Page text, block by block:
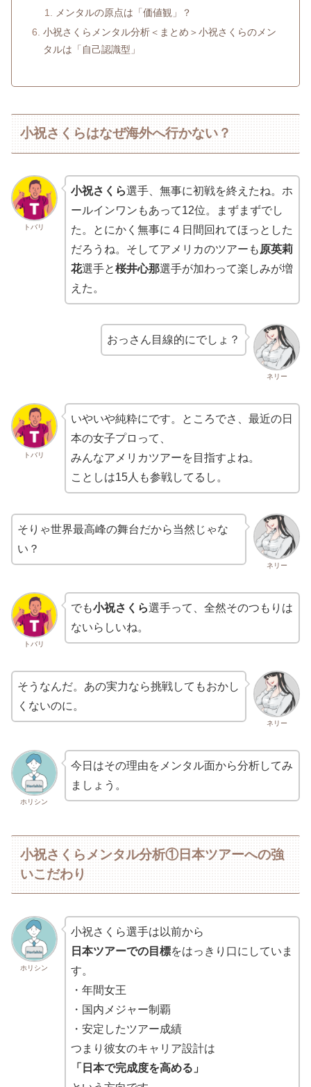
メンタルの原点は「価値観」？
小祝さくらメンタル分析＜まとめ＞小祝さくらのメン
タルは「自己認識型」
小祝さくらはなぜ海外へ行かない？
トバリ
小祝さくら選手、無事に初戦を終えたね。ホ
ールインワンもあって12位。まずまずでし
た。とにかく無事に４日間回れてほっとした
だろうね。そしてアメリカのツアーも 原英莉
花選手と桜井心那選手が加わって楽しみが増
えた。
ネリー
おっさん目線的にでしょ？
トバリ
いやいや純粋にです。ところでさ、最近の日
本の女子プロって、
みんなアメリカツアーを目指すよね。
ことしは15人も参戦してるし。
ネリー
そりゃ世界最高峰の舞台だから当然じゃな
い？
トバリ
でも小祝さくら選手って、全然そのつもりは
ないらしいね。
ネリー
そうなんだ。あの実力なら挑戦してもおかし
くないのに。
ホリシン
今日はその理由をメンタル面から分析してみ
ましょう。
小祝さくらメンタル分析①日本ツアーへの強
いこだわり
ホリシン
小祝さくら選手は以前から
日本ツアーでの目標をはっきり口にしていま
す。
・年間女王
・国内メジャー制覇
・安定したツアー成績
つまり彼女のキャリア設計は
「日本で完成度を高める」